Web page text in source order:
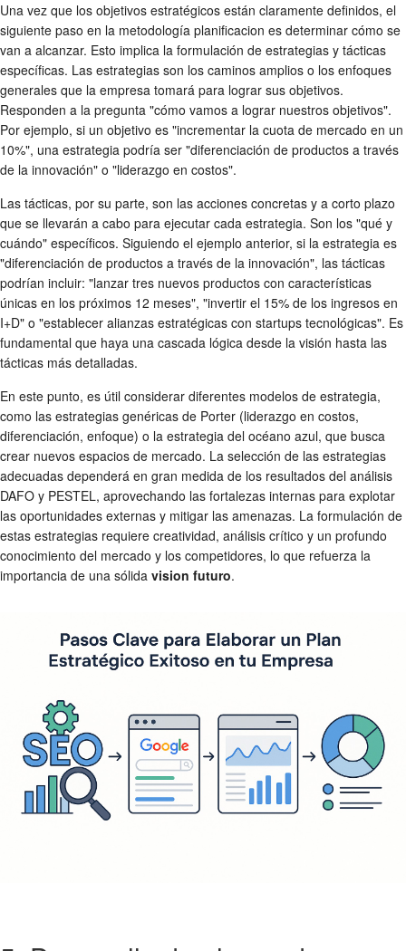
Una vez que los objetivos estratégicos están claramente definidos, el
siguiente paso en la metodología planificacion es determinar cómo se
van a alcanzar. Esto implica la formulación de estrategias y tácticas
específicas. Las estrategias son los caminos amplios o los enfoques
generales que la empresa tomará para lograr sus objetivos.
Responden a la pregunta "cómo vamos a lograr nuestros objetivos".
Por ejemplo, si un objetivo es "incrementar la cuota de mercado en un
10%", una estrategia podría ser "diferenciación de productos a través
de la innovación" o "liderazgo en costos".
Las tácticas, por su parte, son las acciones concretas y a corto plazo
que se llevarán a cabo para ejecutar cada estrategia. Son los "qué y
cuándo" específicos. Siguiendo el ejemplo anterior, si la estrategia es
"diferenciación de productos a través de la innovación", las tácticas
podrían incluir: "lanzar tres nuevos productos con características
únicas en los próximos 12 meses", "invertir el 15% de los ingresos en
I+D" o "establecer alianzas estratégicas con startups tecnológicas". Es
fundamental que haya una cascada lógica desde la visión hasta las
tácticas más detalladas.
En este punto, es útil considerar diferentes modelos de estrategia,
como las estrategias genéricas de Porter (liderazgo en costos,
diferenciación, enfoque) o la estrategia del océano azul, que busca
crear nuevos espacios de mercado. La selección de las estrategias
adecuadas dependerá en gran medida de los resultados del análisis
DAFO y PESTEL, aprovechando las fortalezas internas para explotar
las oportunidades externas y mitigar las amenazas. La formulación de
estas estrategias requiere creatividad, análisis crítico y un profundo
conocimiento del mercado y los competidores, lo que refuerza la
importancia de una sólida vision futuro.